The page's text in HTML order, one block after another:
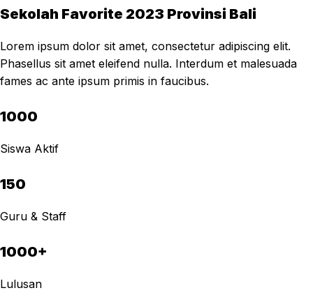
Sekolah Favorite 2023 Provinsi Bali
Lorem ipsum dolor sit amet, consectetur adipiscing elit.
Phasellus sit amet eleifend nulla. Interdum et malesuada
fames ac ante ipsum primis in faucibus.
1000
Siswa Aktif
150
Guru & Staff
1000+
Lulusan